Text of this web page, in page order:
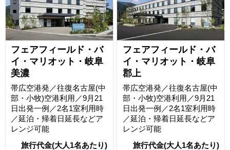
フェアフィールド・バ
イ・マリオット・岐阜
美濃
帯広空港発／往復名古屋(中
部・小牧)空港利用／9月21
日出発一例／2名1室利用時
／延泊・帰着日延長などア
レンジ可能
フェアフィールド・バ
イ・マリオット・岐阜
郡上
帯広空港発／往復名古屋(中
部・小牧)空港利用／9月21
日出発一例／2名1室利用時
／延泊・帰着日延長などア
レンジ可能